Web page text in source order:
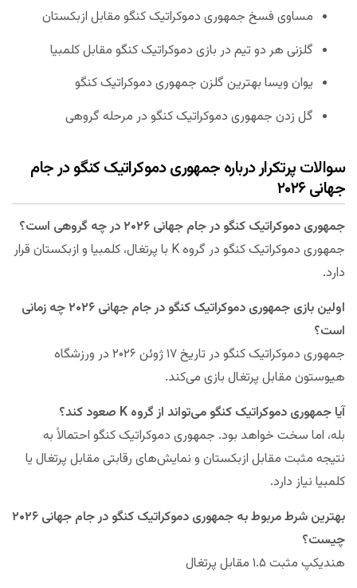
مساوی فسخ جمهوری دموکراتیک کنگو مقابل ازبکستان
گلزنی هر دو تیم در بازی دموکراتیک کنگو مقابل کلمبیا
یوان ویسا بهترین گلزن جمهوری دموکراتیک کنگو
گل زدن جمهوری دموکراتیک کنگو در مرحله گروهی
سوالات پرتکرار درباره جمهوری دموکراتیک کنگو در جام
جهانی ۲۰۲۶
جمهوری دموکراتیک کنگو در جام جهانی ۲۰۲۶ در چه گروهی است؟
جمهوری دموکراتیک کنگو در گروه K با پرتغال، کلمبیا و ازبکستان قرار
دارد.
اولین بازی جمهوری دموکراتیک کنگو در جام جهانی ۲۰۲۶ چه زمانی
است؟
جمهوری دموکراتیک کنگو در تاریخ ۱۷ ژوئن ۲۰۲۶ در ورزشگاه
هیوستون مقابل پرتغال بازی می‌کند.
آیا جمهوری دموکراتیک کنگو می‌تواند از گروه K صعود کند؟
بله، اما سخت خواهد بود. جمهوری دموکراتیک کنگو احتمالاً به
نتیجه مثبت مقابل ازبکستان و نمایش‌های رقابتی مقابل پرتغال یا
کلمبیا نیاز دارد.
بهترین شرط مربوط به جمهوری دموکراتیک کنگو در جام جهانی ۲۰۲۶
چیست؟
هندیکپ مثبت ۱.۵ مقابل پرتغال